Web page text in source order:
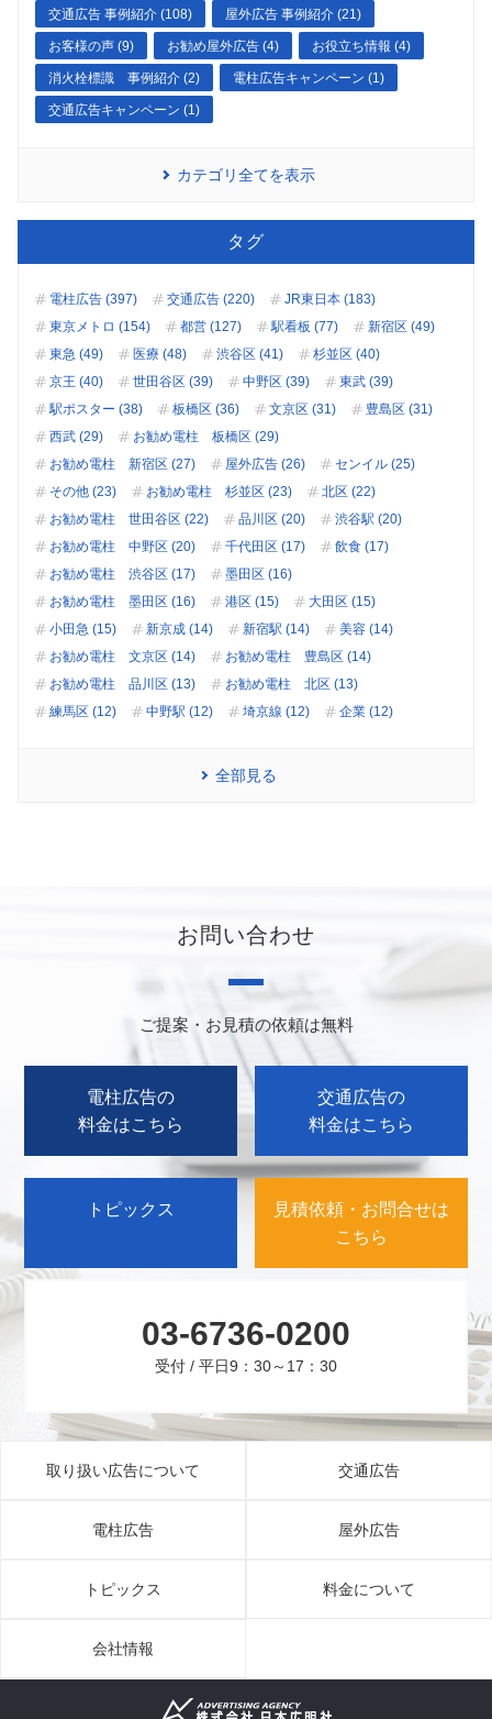
交通広告 事例紹介 (108) 屋外広告 事例紹介 (21)
お客様の声 (9) お勧め屋外広告 (4) お役立ち情報 (4)
消火栓標識 事例紹介 (2) 電柱広告キャンペーン (1)
交通広告キャンペーン (1)
カテゴリ全てを表示
タグ
電柱広告 (397) 交通広告 (220)
JR東日本 (183)
東京メトロ (154)
都営 (127) 駅看板 (77)
新宿区 (49)
東急 (49)
医療 (48) 渋谷区 (41)
杉並区 (40)
京王 (40)
世田谷区 (39) 中野区 (39)
東武 (39)
駅ポスター (38)
板橋区 (36) 文京区 (31)
豊島区 (31)
西武 (29)
お勧め電柱 板橋区 (29)
お勧め電柱 新宿区 (27)
屋外広告 (26)
センイル (25)
その他 (23)
お勧め電柱 杉並区 (23)
北区 (22)
お勧め電柱 世田谷区 (22)
品川区 (20)
渋谷駅 (20)
お勧め電柱 中野区 (20)
千代田区 (17)
飲食 (17)
お勧め電柱 渋谷区 (17)
墨田区 (16)
お勧め電柱 墨田区 (16)
港区 (15)
大田区 (15)
小田急 (15)
新京成 (14) 新宿駅 (14)
美容 (14)
お勧め電柱 文京区 (14)
お勧め電柱 豊島区 (14)
お勧め電柱 品川区 (13)
お勧め電柱 北区 (13)
練馬区 (12)
中野駅 (12) 埼京線 (12) 企業 (12)
全部見る
お問い合わせ
ご提案・お見積の依頼は無料
電柱広告の
料金はこちら
交通広告の
料金はこちら
トピックス
見積依頼・お問合せは
こちら
03-6736-0200
受付 / 平日9：30～17：30
取り扱い広告について 交通広告
電柱広告 屋外広告
トピックス 料金について
会社情報